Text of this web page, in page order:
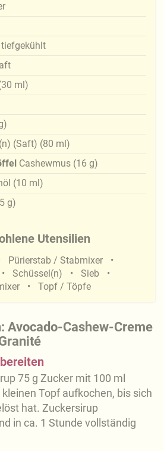
Avocado-Cashew-Creme
75 g Zucker mit 100 ml
Topf aufkochen, bis sich
hat. Zuckersirup
in ca. 1 Stunde vollständig
tiefgekühlt
30 ml)
)
(Saft) (80 ml)
Cashewmus (16 g)
(10 ml)
g)
Utensilien
Pürierstab / Stabmixer
Schüssel(n)
Sieb
Topf / Töpfe